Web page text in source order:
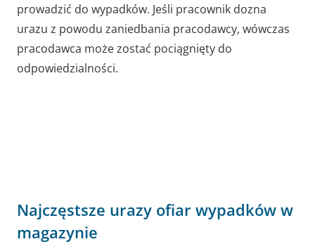
prowadzić do wypadków. Jeśli pracownik dozna
urazu z powodu zaniedbania pracodawcy, wówczas
pracodawca może zostać pociągnięty do
odpowiedzialności.
Najczęstsze urazy ofiar wypadków w
magazynie